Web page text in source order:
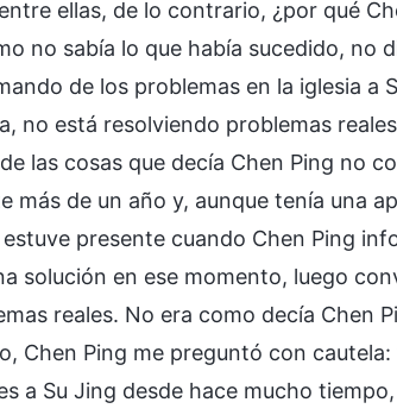
ellas, de lo contrario, ¿por qué
no sabía lo que había sucedido, no
de los problemas en la iglesia a
no está resolviendo problemas
las cosas que decía Chen Ping no
más de un año y, aunque tenía una
presente cuando Chen Ping
solución en ese momento, luego
reales. No era como decía Chen
Chen Ping me preguntó con cautela:
a Su Jing desde hace mucho